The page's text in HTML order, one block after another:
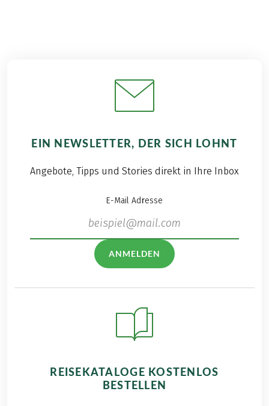
EIN NEWSLETTER, DER SICH LOHNT
Angebote, Tipps und Stories direkt in Ihre Inbox
E-Mail Adresse
ANMELDEN
REISEKATALOGE KOSTENLOS
BESTELLEN